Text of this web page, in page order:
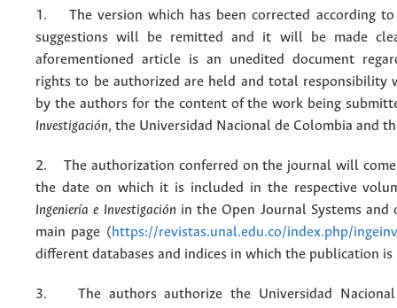
1. The version which has been corrected according
suggestions will be remitted and it will be made
aforementioned article is an unedited document
rights to be authorized are held and total responsibility
by the authors for the content of the work being
Investigación, the Universidad Nacional de Colombia and
2. The authorization conferred on the journal will
the date on which it is included in the respective
Ingeniería e Investigación in the Open Journal Systems and
main page (https://revistas.unal.edu.co/index.php/ingeinv
different databases and indices in which the publication is
3. The authors authorize the Universidad Nacional